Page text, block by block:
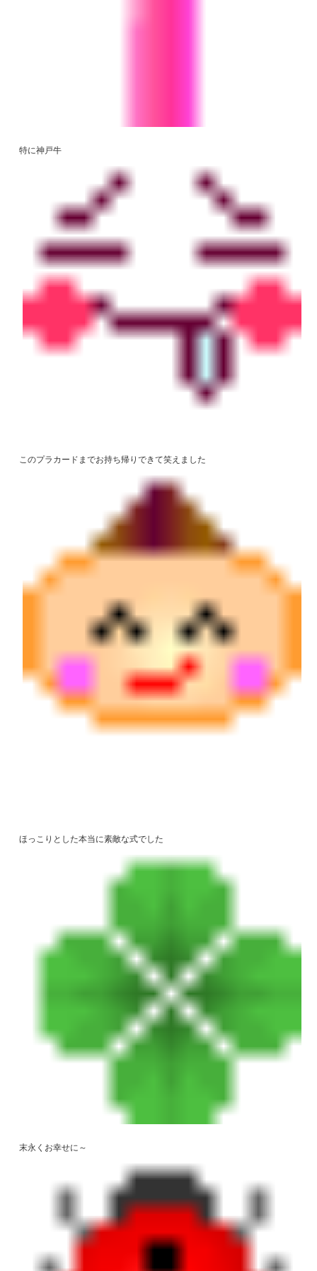
特に神戸牛
このプラカードまでお持ち帰りできて笑えました
ほっこりとした本当に素敵な式でした
末永くお幸せに～